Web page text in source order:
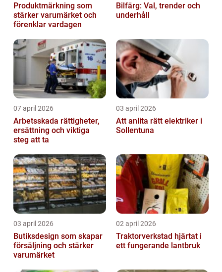
Produktmärkning som
stärker varumärket och
förenklar vardagen
Bilfärg: Val, trender och
underhåll
07 april 2026
Arbetsskada rättigheter,
ersättning och viktiga
steg att ta
03 april 2026
Att anlita rätt elektriker i
Sollentuna
03 april 2026
Butiksdesign som skapar
försäljning och stärker
varumärket
02 april 2026
Traktorverkstad hjärtat i
ett fungerande lantbruk